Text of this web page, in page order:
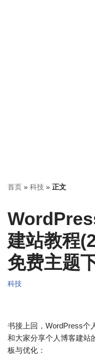
首页 » 科技 » 正文
建站教程
免费主题
科技
书接上回，WordPress个
和大家分享个人博客建
板与优化：